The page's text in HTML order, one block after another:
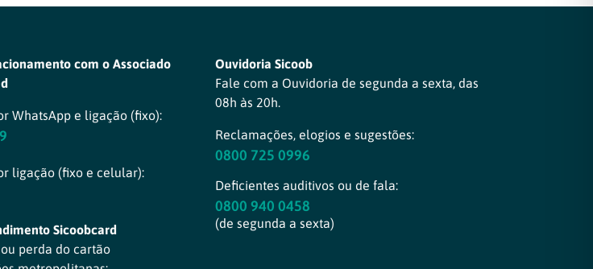
com o Associado
WhatsApp e ligação (fixo):
ligação (fixo e celular):
Sicoobcard
perda do cartão
Ouvidoria Sicoob
Fale com a Ouvidoria de segunda a sexta, das
08h às 20h.
Reclamações, elogios e sugestões:
0800 725 0996
Deficientes auditivos ou de fala:
0800 940 0458
(de segunda a sexta)